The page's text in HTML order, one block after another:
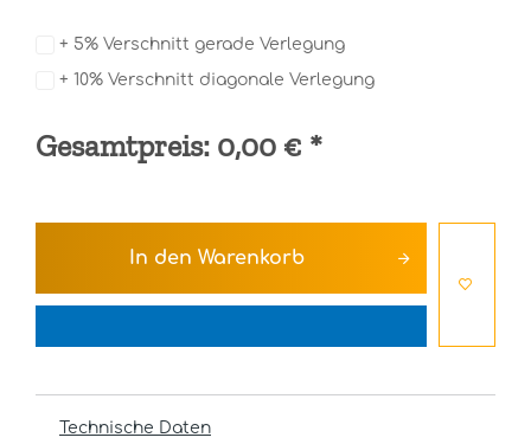
+ 5% Verschnitt gerade Verlegung
+ 10% Verschnitt diagonale Verlegung
Gesamtpreis: 0,00 € *
In den Warenkorb
Technische Daten